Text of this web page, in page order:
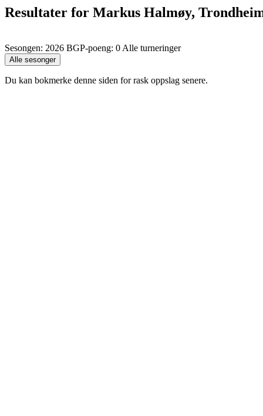
Resultater for Markus Halmøy,
Sesongen: 2026 BGP-poeng: 0 Alle turneringer
Du kan bokmerke denne siden for rask oppslag senere.